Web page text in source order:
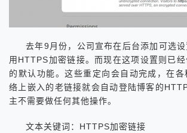
去年9月份，公司宣布在后台添加可选
用HTTPS加密链接。而现在这项设置则已
的默认功能。这些重定向会自动完成，在各
络上嵌入的老链接就会自动登陆博客的
主不需要做任何其他操作。
文本关键词：HTTPS加密链接